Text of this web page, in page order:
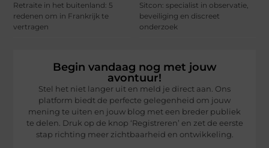
Retraite in het buitenland: 5
redenen om in Frankrijk te
vertragen
Sitcon: specialist in observatie,
beveiliging en discreet
onderzoek
Begin vandaag nog met jouw
avontuur!
Stel het niet langer uit en meld je direct aan. Ons
platform biedt de perfecte gelegenheid om jouw
mening te uiten en jouw blog met een breder publiek
te delen. Druk op de knop ‘Registreren’ en zet de eerste
stap richting meer zichtbaarheid en ontwikkeling.